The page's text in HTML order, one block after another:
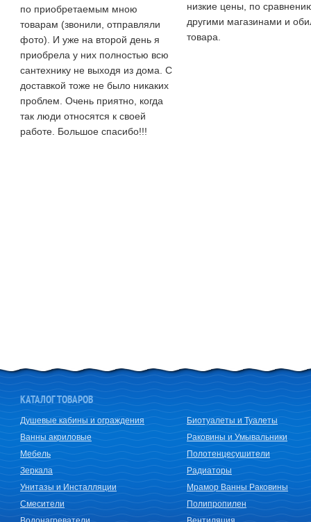
по приобретаемым мною
товарам (звонили, отправляли
фото). И уже на второй день я
приобрела у них полностью всю
сантехнику не выходя из дома. С
доставкой тоже не было никаких
проблем. Очень приятно, когда
так люди относятся к своей
работе. Большое спасибо!!!
низкие цены, по
другими магазинами и
товара.
КАТАЛОГ ТОВАРОВ
Душевые кабины и ограждения
Ванны акриловые
Мебель
Зеркала
Унитазы и Инсталляции
Смесители
Биотуалеты и Туалеты
Раковины и Умывальники
Полотенцесушители
Радиаторы
Мрамор Ванны Раковины
Полипропилен